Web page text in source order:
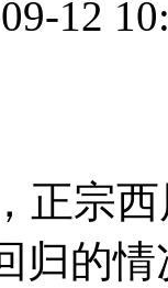
12
正宗
归的